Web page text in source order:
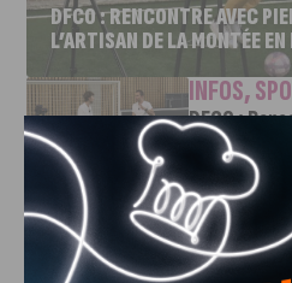
DFCO : RENCONTRE AVEC
L’ARTISAN DE LA MONTÉE
INFOS,
DFCO :
Deballon,
Ligue 2
7 AOÛT, 2026
Le DFCO est de
d’absence. La